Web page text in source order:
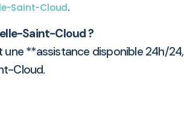
Saint-Cloud.
Saint-Cloud ?
**assistance disponible 24h/24,
Cloud.